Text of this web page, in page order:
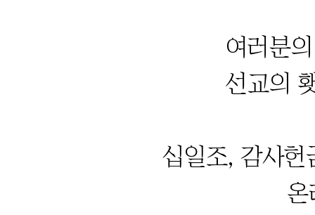
여러분
선교의
십일조, 감사헌
온